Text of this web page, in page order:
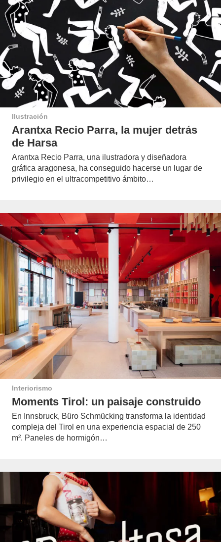
Ilustración
Arantxa Recio Parra, la mujer detrás
de Harsa
Arantxa Recio Parra, una ilustradora y diseñadora
gráfica aragonesa, ha conseguido hacerse un lugar de
privilegio en el ultracompetitivo ámbito…
Interiorismo
Moments Tirol: un paisaje construido
En Innsbruck, Büro Schmücking transforma la identidad
compleja del Tirol en una experiencia espacial de 250
m². Paneles de hormigón…